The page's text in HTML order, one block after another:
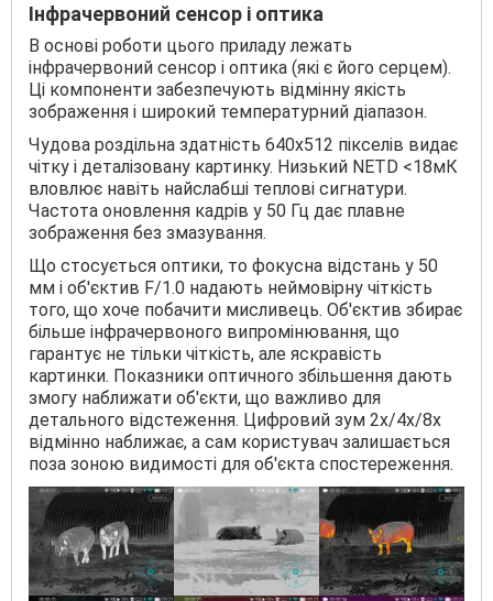
Інфрачервоний сенсор і оптика
В основі роботи цього приладу лежать
інфрачервоний сенсор і оптика (які є його серцем).
Ці компоненти забезпечують відмінну якість
зображення і широкий температурний діапазон.
Чудова роздільна здатність 640x512 пікселів видає
чітку і деталізовану картинку. Низький NETD <18мК
вловлює навіть найслабші теплові сигнатури.
Частота оновлення кадрів у 50 Гц дає плавне
зображення без змазування.
Що стосується оптики, то фокусна відстань у 50
мм і об'єктив F/1.0 надають неймовірну чіткість
того, що хоче побачити мисливець. Об'єктив збирає
більше інфрачервоного випромінювання, що
гарантує не тільки чіткість, але яскравість
картинки. Показники оптичного збільшення дають
змогу наближати об'єкти, що важливо для
детального відстеження. Цифровий зум 2x/4x/8x
відмінно наближає, а сам користувач залишається
поза зоною видимості для об'єкта спостереження.